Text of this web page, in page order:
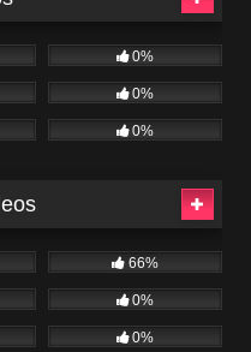
0%
0%
0%
66%
0%
0%